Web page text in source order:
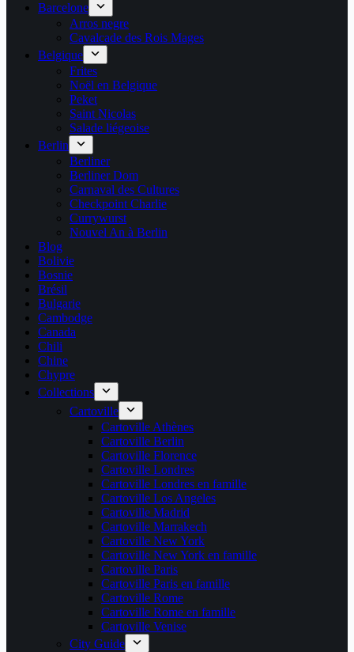
Barcelone
Arros negre
Cavalcade des Rois Mages
Belgique
Frites
Noël en Belgique
Peket
Saint Nicolas
Salade liégeoise
Berlin
Berliner
Berliner Dom
Carnaval des Cultures
Checkpoint Charlie
Currywurst
Nouvel An à Berlin
Blog
Bolivie
Bosnie
Brésil
Bulgarie
Cambodge
Canada
Chili
Chine
Chypre
Collections
Cartoville
Cartoville Athènes
Cartoville Berlin
Cartoville Florence
Cartoville Londres
Cartoville Londres en famille
Cartoville Los Angeles
Cartoville Madrid
Cartoville Marrakech
Cartoville New York
Cartoville New York en famille
Cartoville Paris
Cartoville Paris en famille
Cartoville Rome
Cartoville Rome en famille
Cartoville Venise
City Guide